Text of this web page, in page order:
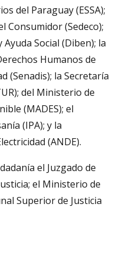
del Paraguay (ESSA);
Consumidor (Sedeco);
Social (Diben); la
Humanos de
(Senadis); la Secretaría
del Ministerio de
(MADES); el
(IPA); y la
(ANDE).
el Juzgado de
el Ministerio de
Superior de Justicia